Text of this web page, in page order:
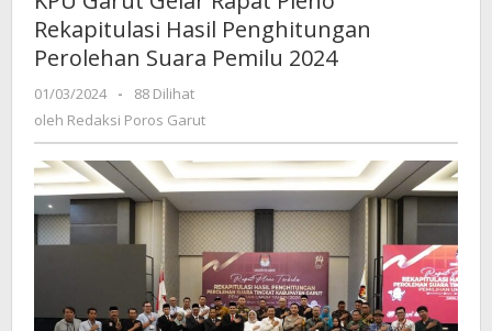
Pleno
Rekapitulasi
Hasil
Perolehan
Suara
Pemilu
2024
Rekapitulasi Hasil Penghitungan
Perolehan Suara Pemilu 2024
01/03/2024
oleh
Redaksi
Garut
-
88 Dilihat
oleh Redaksi Poros Garut